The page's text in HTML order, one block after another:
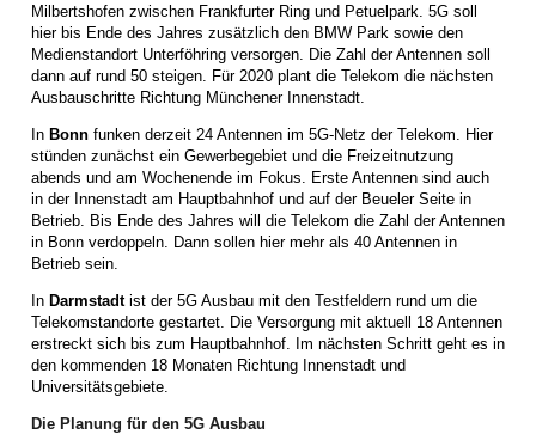
Milbertshofen zwischen Frankfurter Ring und Petuelpark. 5G soll
hier bis Ende des Jahres zusätzlich den BMW Park sowie den
Medienstandort Unterföhring versorgen. Die Zahl der Antennen soll
dann auf rund 50 steigen. Für 2020 plant die Telekom die nächsten
Ausbauschritte Richtung Münchener Innenstadt.
In Bonn funken derzeit 24 Antennen im 5G-Netz der Telekom. Hier
stünden zunächst ein Gewerbegebiet und die Freizeitnutzung
abends und am Wochenende im Fokus. Erste Antennen sind auch
in der Innenstadt am Hauptbahnhof und auf der Beueler Seite in
Betrieb. Bis Ende des Jahres will die Telekom die Zahl der Antennen
in Bonn verdoppeln. Dann sollen hier mehr als 40 Antennen in
Betrieb sein.
In Darmstadtist der 5G Ausbau mit den Testfeldern rund um die
Telekomstandorte gestartet. Die Versorgung mit aktuell 18 Antennen
erstreckt sich bis zum Hauptbahnhof. Im nächsten Schritt geht es in
den kommenden 18 Monaten Richtung Innenstadt und
Universitätsgebiete.
Die Planung für den 5G Ausbau